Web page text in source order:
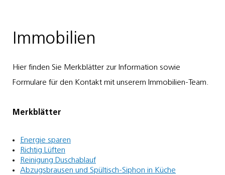
Immobilien
Hier finden Sie Merkblätter zur Information sowie
Formulare für den Kontakt mit unserem Immobilien-Team.
Merkblätter
Energie sparen
Richtig Lüften
Reinigung Duschablauf
Abzugsbrausen und Spültisch-Siphon in Küche